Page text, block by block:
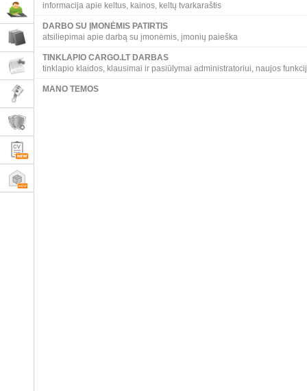
informacija apie keltus, kainos, keltų tvarkaraštis
DARBO SU ĮMONĖMIS PATIRTIS
atsiliepimai apie darbą su įmonėmis, įmonių paieška
TINKLAPIO CARGO.LT DARBAS
tinklapio klaidos, klausimai ir pasiūlymai administratoriui, naujos
MANO TEMOS